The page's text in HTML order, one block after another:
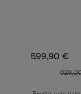
599,90 €